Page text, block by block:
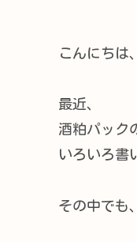
こんにち
最近、
酒粕パック
いろいろ書
その中でも、